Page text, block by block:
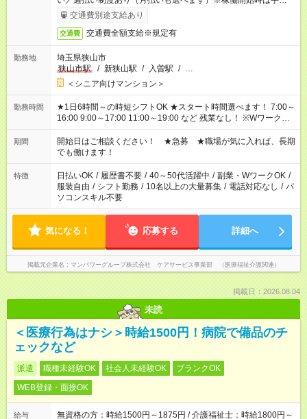
完了次第のお支払いとなります。
交通費別途支給あり
交通費 交通費全額支給※規定有
勤務地
埼玉県狭山市
狭山市駅
/ 新狭山駅 / 入曽駅 / …
＜シニア向けマンション＞
勤務時間
★1日6時間～の時短シフトOK ★スタート時間選べます！ 7:00～
16:00 9:00～17:00 11:00～19:00 など 残業なし！ ※Wワークの
場合、他のお仕事と合わせ週40時間超の就業はご案内できませ
ん ※法令に基づき、週20時間以上勤務は社会保険への加入対象
となります ※労働者派遣法（日雇い派遣の原則禁止）により、
短時間・短期間の就業はご案内が難しい場合があります
期間
開始日はご相談ください！ ★急募 ★職場が気に入れば、長期
でも働けます！
特徴 日払いOK / 履歴書不要 / 40～50代活躍中 / 副業・WワークOK /
服装自由 / シフト勤務 / 10名以上の大量募集 / 電話対応なし / パ
ソコンスキル不要
気になる！ 応募する 詳細へ
掲載元企業名 マンパワーグループ株式会社 ケアサービス事業部 （医療福祉介護関連）
掲載日：2026.08.04
未読
＜医療行為はナシ＞時給1500円！病院で備品のチ
ェックなど
派遣 職種未経験OK 社会人未経験OK
ブランクOK
WEB登録・面接OK
給与
無資格の方：時給1500円～1875円 / 介護福祉士：時給1800円～